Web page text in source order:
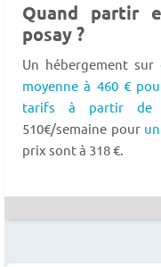
Quand partir
posay ?
Un hébergement sur
moyenne à 460 €
tarifs à partir de
510€/semaine pour
prix sont à 318 €.